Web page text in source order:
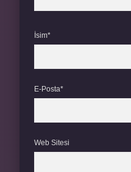
İsim*
E-Posta*
Web Sitesi